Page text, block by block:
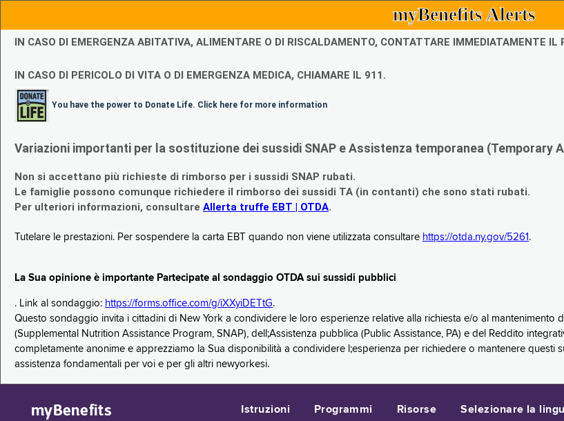
myBenefits Alerts
IN CASO DI EMERGENZA ABITATIVA, ALIMENTARE O DI RISCALDAMENTO, CONTATTARE IMMEDIATAMENTE IL
IN CASO DI PERICOLO DI VITA O DI EMERGENZA MEDICA, CHIAMARE IL 911.
You have the power to Donate Life. Click here for more information
Variazioni importanti per la sostituzione dei sussidi SNAP e Assistenza temporanea (Temporary
Non si accettano più richieste di rimborso per i sussidi SNAP rubati.
Le famiglie possono comunque richiedere il rimborso dei sussidi TA (in contanti) che sono stati rubati.
Per ulteriori informazioni, consultare Allerta truffe EBT | OTDA.
Tutelare le prestazioni. Per sospendere la carta EBT quando non viene utilizzata consultare https://otda.ny.gov/5261 .
La Sua opinione è importante Partecipate al sondaggio OTDA sui sussidi pubblici
. Link al sondaggio: https://forms.office.com/g/iXXyiDETtG.
Questo sondaggio invita i cittadini di New York a condividere le loro esperienze relative alla richiesta e/o al mantenimento
(Supplemental Nutrition Assistance Program, SNAP), dell;Assistenza pubblica (Public Assistance, PA) e del Reddito
completamente anonime e apprezziamo la Sua disponibilità a condividere l;esperienza per richiedere o mantenere
assistenza fondamentali per voi e per gli altri newyorkesi.
myBenefits Istruzioni Programmi Risorse Selezionare la